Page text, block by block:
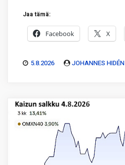
Jaa tämä:
Facebook X
5.8.2026 JOHANNES HIDÉN